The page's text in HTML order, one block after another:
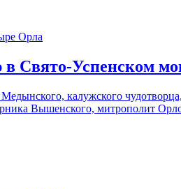
Свято-Успенском
калужского
Вышенского, митрополит